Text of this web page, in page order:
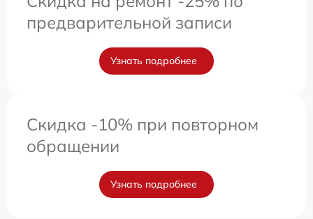
предварительной записи
Узнать подробнее
Скидка -10% при повторном
обращении
Узнать подробнее